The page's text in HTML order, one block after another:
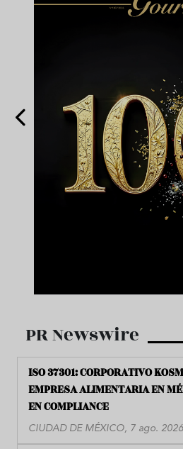
PR Newswire
ISO 37301: CORPORATIVO
EMPRESA ALIMENTARIA EN
EN COMPLIANCE
CIUDAD DE MÉXICO, 7 ago.